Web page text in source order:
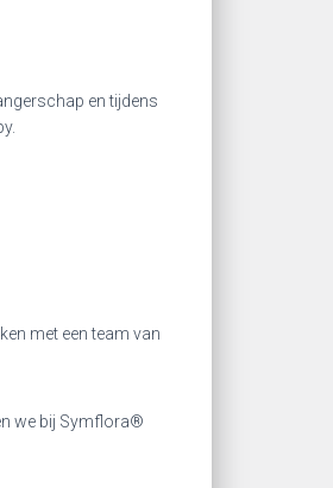
en tijdens
met een team van
we bij Symflora®